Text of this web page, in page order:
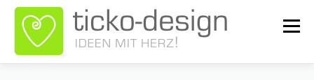
Zum
springen
Menü